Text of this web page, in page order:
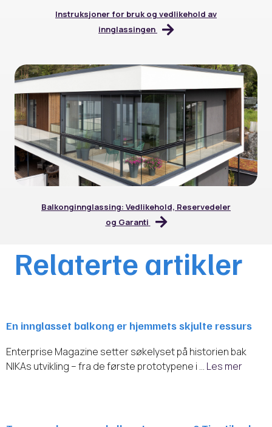
Instruksjoner for bruk og vedlikehold av
innglassingen
Balkonginnglassing: Vedlikehold, Reservedeler
og Garanti
Relaterte artikler
En innglasset balkong er hjemmets skjulte ressurs
Enterprise Magazine setter søkelyset på historien bak
NIKAs utvikling – fra de første prototypene i … Les mer